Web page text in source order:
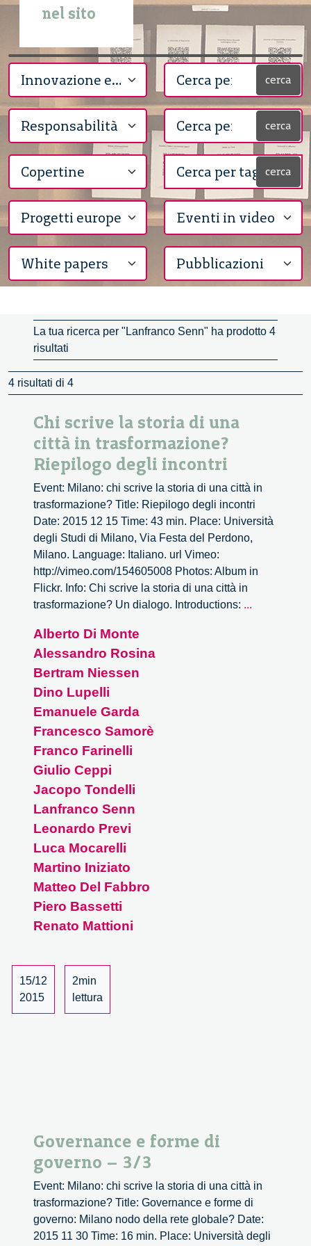
nel sito
cerca
cerca
cerca
La tua ricerca per "Lanfranco Senn" ha prodotto 4
risultati
4 risultati di 4
Chi scrive la storia di una
città in trasformazione?
Riepilogo degli incontri
Event: Milano: chi scrive la storia di una città in
trasformazione? Title: Riepilogo degli incontri
Date: 2015 12 15 Time: 43 min. Place: Università
degli Studi di Milano, Via Festa del Perdono,
Milano. Language: Italiano. url Vimeo:
http://vimeo.com/154605008 Photos: Album in
Flickr. Info: Chi scrive la storia di una città in
trasformazione? Un dialogo. Introductions: ...
Alberto Di Monte
Alessandro Rosina
Bertram Niessen
Dino Lupelli
Emanuele Garda
Francesco Samorè
Franco Farinelli
Giulio Ceppi
Jacopo Tondelli
Lanfranco Senn
Leonardo Previ
Luca Mocarelli
Martino Iniziato
Matteo Del Fabbro
Piero Bassetti
Renato Mattioni
15/12
2015
2min
lettura
Governance e forme di
governo – 3/3
Event: Milano: chi scrive la storia di una città in
trasformazione? Title: Governance e forme di
governo: Milano nodo della rete globale? Date:
2015 11 30 Time: 16 min. Place: Università degli